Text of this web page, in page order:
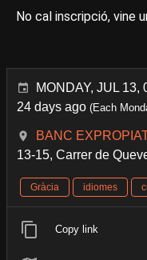
No cal inscripció, vine
MONDAY, JUL 13,
24 days ago (Each
BANC
13-15, Carrer de
Gràcia idiomes
Copy link